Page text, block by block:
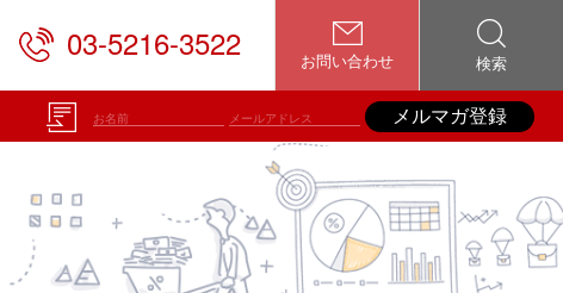
03-5216-3522 お問い合わせ 検索
メルマガ登録